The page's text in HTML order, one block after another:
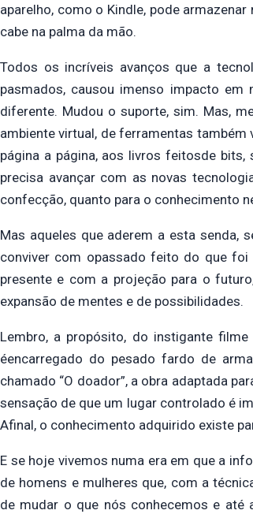
aparelho, como o Kindle, pode
cabe na palma da mão.
Todos os incríveis avanços que a
pasmados, causou imenso impacto
diferente. Mudou o suporte, sim. Mas,
ambiente virtual, de ferramentas
página a página, aos livros feitosde
precisa avançar com as novas
confecção, quanto para o conhecimento
Mas aqueles que aderem a esta senda,
conviver com opassado feito do que
presente e com a projeção para o
expansão de mentes e de possibilidades.
Lembro, a propósito, do instigante
éencarregado do pesado fardo de
chamado “O doador”, a obra adaptada
sensação de que um lugar controlado é
Afinal, o conhecimento adquirido existe
E se hoje vivemos numa era em que a
de homens e mulheres que, com a
de mudar o que nós conhecemos e até